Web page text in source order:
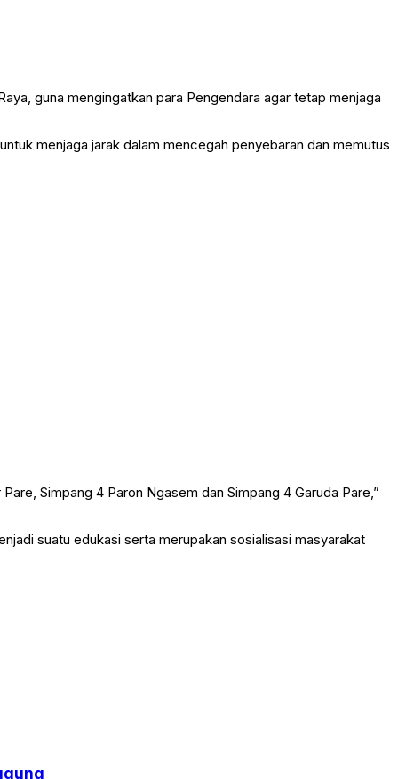
guna mengingatkan para Pengendara agar tetap menjaga
menjaga jarak dalam mencegah penyebaran dan memutus
Simpang 4 Paron Ngasem dan Simpang 4 Garuda Pare,”
suatu edukasi serta merupakan sosialisasi masyarakat